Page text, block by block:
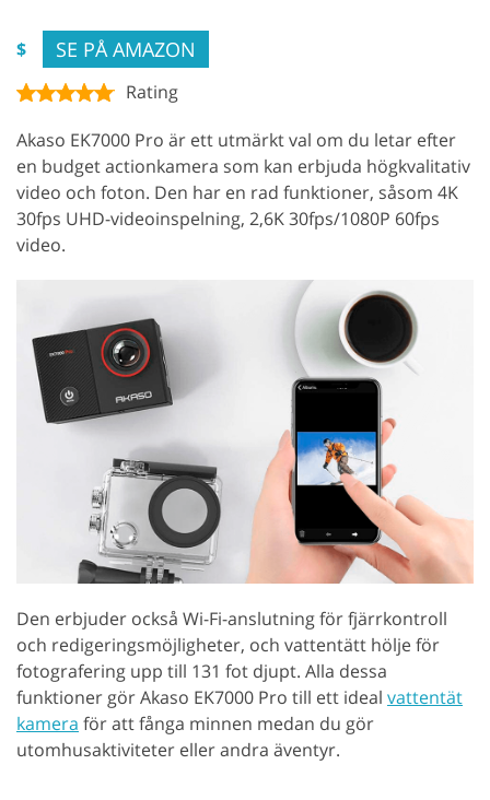
$ SE PÅ AMAZON
Rating
Akaso EK7000 Pro är ett utmärkt val om du letar efter
en budget actionkamera som kan erbjuda högkvalitativ
video och foton. Den har en rad funktioner, såsom 4K
30fps UHD-videoinspelning, 2,6K 30fps/1080P 60fps
video.
Den erbjuder också Wi-Fi-anslutning för fjärrkontroll
och redigeringsmöjligheter, och vattentätt hölje för
fotografering upp till 131 fot djupt. Alla dessa
funktioner gör Akaso EK7000 Pro till ett ideal vattentät
kamera för att fånga minnen medan du gör
utomhusaktiviteter eller andra äventyr.